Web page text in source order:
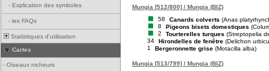
- Explication des symboles
- les FAQs
Statistiques d'utilisation
Cartes
- Oiseaux nicheurs
Mungia [512/800] / Mungia (BIZ)
58
Canards colverts (Anas
8
Pigeons bisets domestiques
2
Tourterelles turques (Streptopelia
34
Hirondelles de fenêtre (Delichon
1
Bergeronnette grise (Motacilla alba)
Mungia [513/799] / Mungia (BIZ)